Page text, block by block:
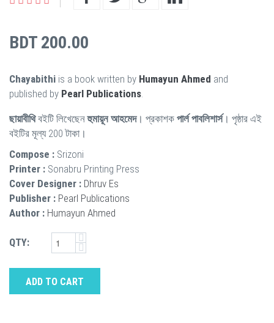
BDT 200.00
Chayabithi is a book written by Humayun Ahmed and
published by Pearl Publications
ছায়াবীথিবইটি লিখেছেনহুমায়ূন আহমেদ। প্রকাশক পার্ল পাবলিশার্স। পৃষ্ঠার এই
বইটির মূল্য 200 টাকা।
Compose : Srizoni
Printer : Sonabru Printing Press
Cover Designer : Dhruv Es
Publisher : Pearl Publications
Author : Humayun Ahmed
QTY:
ADD TO CART